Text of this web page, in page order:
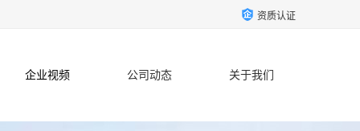
资质认证
企业视频 公司动态 关于我们